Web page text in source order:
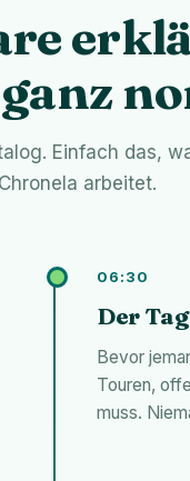
Einfach das,
arbeitet.
06:30
Der
Bevor
Touren,
muss.